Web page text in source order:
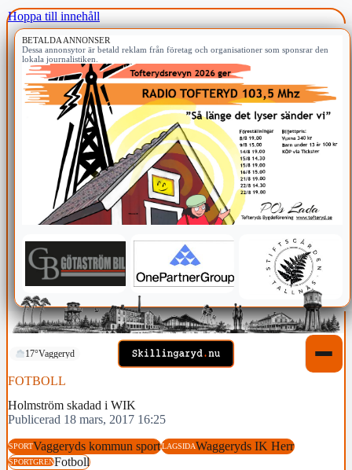
Hoppa till innehåll
BETALDA ANNONSER
Dessa annonsytor är betald reklam från företag och organisationer som sponsrar den
lokala journalistiken.
17°Vaggeryd
FOTBOLL
Holmström skadad i WIK
Publicerad 18 mars, 2017 16:25
SPORTVaggeryds kommun sportLAGSIDAWaggeryds IK Herr
SPORTGRENFotboll